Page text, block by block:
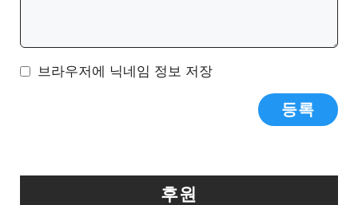
브라우저에 닉네임 정보 저장
후원